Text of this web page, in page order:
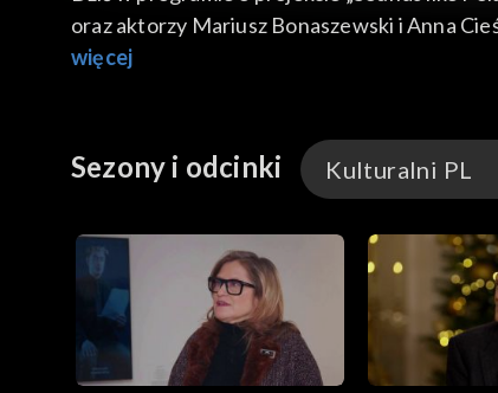
oraz aktorzy Mariusz Bonaszewski i Anna
Andrzejem Bargielem – narciarzem,
więcej
Sezony i odcinki Kulturalni PL
Kulturalni
Kulturalni PL